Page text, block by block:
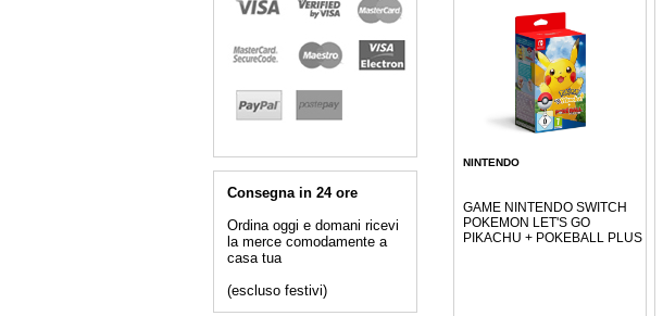
Consegna in 24 ore
Ordina oggi e domani ricevi
la merce comodamente a
casa tua
(escluso festivi)
NINTENDO
GAME NINTENDO SWITCH
POKEMON LET'S GO
PIKACHU + POKEBALL PLUS